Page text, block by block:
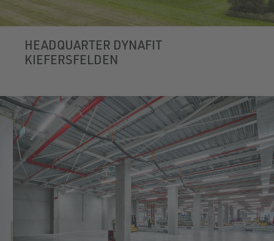
HEADQUARTER DYNAFIT
KIEFERSFELDEN